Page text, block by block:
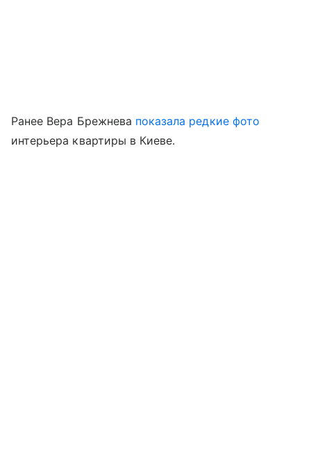
Ранее Вера Брежнева показала редкие фото
интерьера квартиры в Киеве.